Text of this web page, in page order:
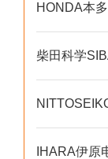
HONDA本多
柴田科学
IHARA伊原